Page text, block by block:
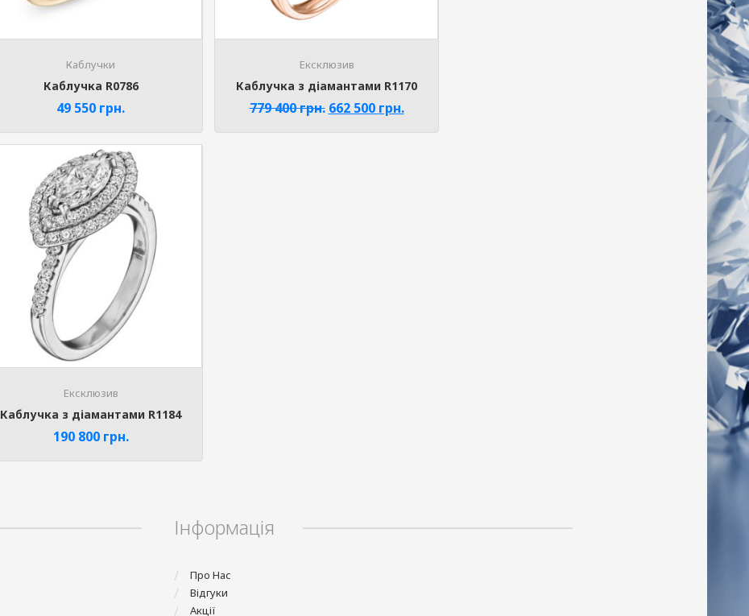
Каблучки
Каблучка R0786
49 550 грн.
Ексклюзив
Каблучка з діамантами R1170
779 400грн. 662 500 грн.
Ексклюзив
Каблучка з діамантами R1184
190 800 грн.
Інформація
Про Нас
Відгуки
Акції